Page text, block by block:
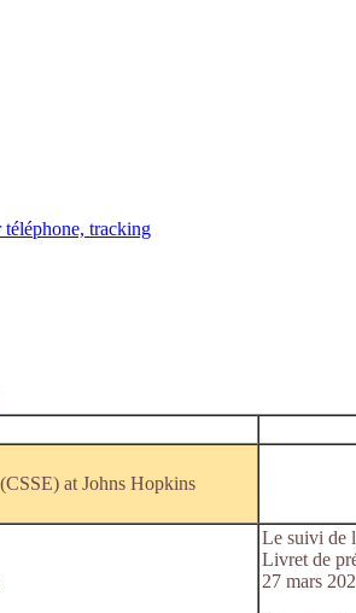
téléphone, tracking
at Johns Hopkins
Le suivi de
Livret de
27 mars